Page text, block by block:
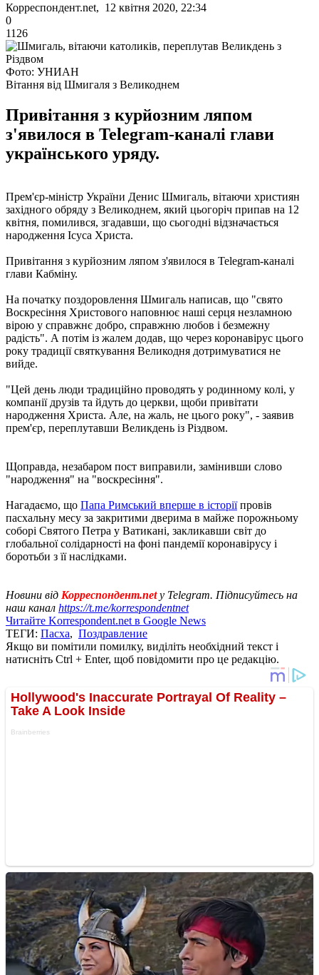
Корреспондент.net, 12 квітня 2020, 22:34
0
1126
Фото: УНИАН
Вітання від Шмигаля з Великоднем
Привітання з курйозним ляпом
з'явилося в Telegram-каналі глави
українського уряду.
Прем'єр-міністр України Денис Шмигаль, вітаючи християн
західного обряду з Великоднем, який цьогоріч припав на 12
квітня, помилився, згадавши, що сьогодні відзначається
народження Ісуса Христа.
Привітання з курйозним ляпом з'явилося в Telegram-каналі
глави Кабміну.
На початку поздоровлення Шмигаль написав, що "свято
Воскресіння Христового наповнює наші серця незламною
вірою у справжнє добро, справжню любов і безмежну
радість". А потім із жалем додав, що через коронавірус цього
року традиції святкування Великодня дотримуватися не
вийде.
"Цей день люди традиційно проводять у родинному колі, у
компанії друзів та йдуть до церкви, щоби привітати
народження Христа. Але, на жаль, не цього року", - заявив
прем'єр, переплутавши Великдень із Різдвом.
Щоправда, незабаром пост виправили, замінивши слово
"народження" на "воскресіння".
Нагадаємо, що Папа Римський вперше в історіїпровів
пасхальну месу за закритими дверима в майже порожньому
соборі Святого Петра у Ватикані, закликавши світ до
глобальної солідарності на фоні пандемії коронавірусу і
боротьби з її наслідками.
Новини від Корреспондент.netу Telegram. Підписуйтесь на
наш канал https://t.me/korrespondentnet
Читайте Korrespondent.net в Google News
ТЕГИ: Пасха, Поздравление
Якщо ви помітили помилку, виділіть необхідний текст і
натисніть Ctrl + Enter, щоб повідомити про це редакцію.